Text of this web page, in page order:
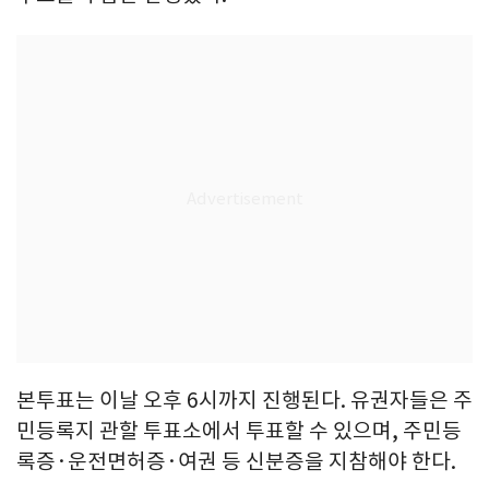
본투표는 이날 오후 6시까지 진행된다. 유권자들은 주
민등록지 관할 투표소에서 투표할 수 있으며, 주민등
록증·운전면허증·여권 등 신분증을 지참해야 한다.